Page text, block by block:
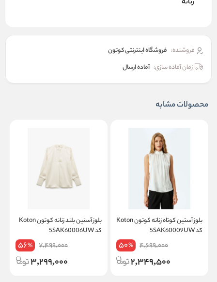
زنانه
فروشنده: فروشگاه اینترنتی کوتون
زمان آماده سازی: آماده ارسال
محصولات مشابه
بلوز آستین کوتاه زنانه کوتون Koton
کد 5SAK60009UW
4,699,000
50%
2,349,500
بلوز آستین بلند زنانه کوتون Koton
کد 5SAK60006UW
7,499,000
56%
3,299,000